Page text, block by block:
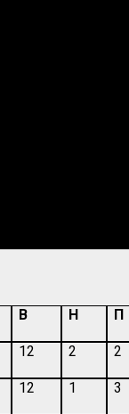
В Н П
12 2 2
12 1 3